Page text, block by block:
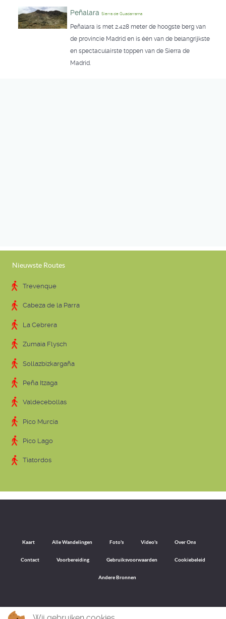
PeñalaraSierra de Guadarrama
Peñalara is met 2.428 meter de hoogste berg van
de provincie Madrid en is één van de belangrijkste
en spectaculairste toppen van de Sierra de
Madrid.
Nieuwste Routes
Trevenque
Cabeza de la Parra
La Cebrera
Zumaia Flysch
Sollazbizkargaña
Peña Itzaga
Valdecebollas
Pico Murcia
Pico Lago
Tiatordos
Kaart Alle Wandelingen Foto's Video's Over Ons
Contact Voorbereiding Gebruiksvoorwaarden Cookiebeleid
Andere Bronnen